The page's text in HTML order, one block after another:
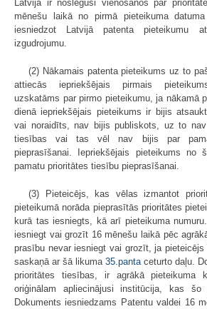
Latvija ir noslēgusi vienošanos par
mēnešu laikā no pirmā pieteikuma
iesniedzot Latvijā patenta pieteikumu
izgudrojumu.
(2) Nākamais patenta pieteikums uz to
attiecās iepriekšējais pirmais
uzskatāms par pirmo pieteikumu, ja nākamā
dienā iepriekšējais pieteikums ir bijis
vai noraidīts, nav bijis publiskots, uz to nav
tiesības vai tas vēl nav bijis par
pieprasīšanai. Iepriekšējais pieteikums no
pamatu prioritātes tiesību pieprasīšanai.
(3) Pieteicējs, kas vēlas izmantot
pieteikumā norāda pieprasītās prioritātes
kurā tas iesniegts, kā arī pieteikuma
iesniegt vai grozīt 16 mēnešu laikā pēc
prasību nevar iesniegt vai grozīt, ja
saskaņā ar šā likuma 35.pantaceturto daļu.
prioritātes tiesības, ir agrākā pieteikuma
oriģinālam apliecinājusi institūcija, kas šo
Dokuments iesniedzams Patentu valdei 16